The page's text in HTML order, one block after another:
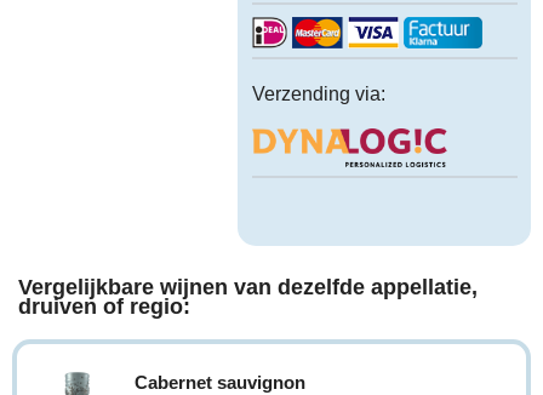
Verzending via:
Vergelijkbare wijnen van dezelfde appellatie,
druiven of regio:
Cabernet sauvignon